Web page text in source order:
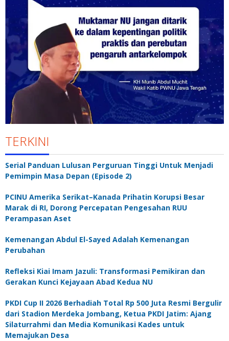
TERKINI
Serial Panduan Lulusan Perguruan Tinggi Untuk Menjadi
Pemimpin Masa Depan (Episode 2)
PCINU Amerika Serikat–Kanada Prihatin Korupsi Besar
Marak di RI, Dorong Percepatan Pengesahan RUU
Perampasan Aset
Kemenangan Abdul El-Sayed Adalah Kemenangan
Perubahan
Refleksi Kiai Imam Jazuli: Transformasi Pemikiran dan
Gerakan Kunci Kejayaan Abad Kedua NU
PKDI Cup II 2026 Berhadiah Total Rp 500 Juta Resmi Bergulir
dari Stadion Merdeka Jombang, Ketua PKDI Jatim: Ajang
Silaturrahmi dan Media Komunikasi Kades untuk
Memajukan Desa